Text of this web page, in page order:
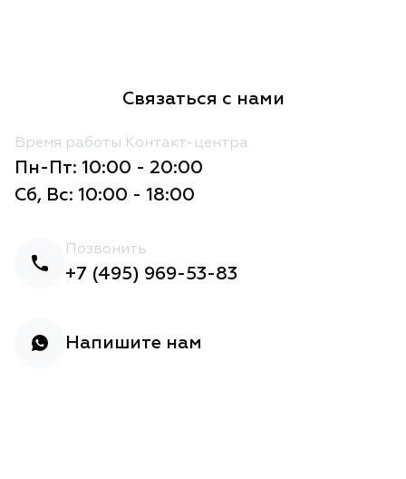
Связаться с нами
Время работы Контакт-центра
Пн-Пт: 10:00 - 20:00
Сб, Вс: 10:00 - 18:00
Позвонить
+7 (495) 969-53-83
Напишите нам